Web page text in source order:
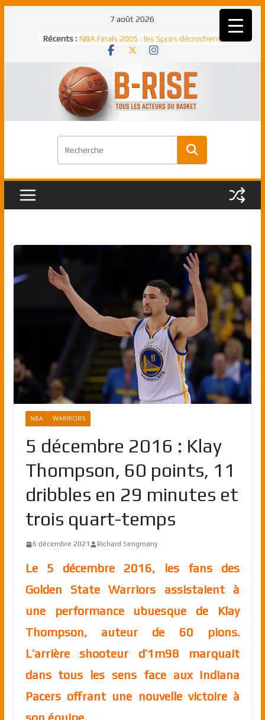
7 août 2026
Récents : Rudy Gobert, deuxième Français élu
meilleur défenseur d’une saison NBA
un troisième titre NBA, la rude bataille
face aux Pistons
NBA Finals 2021 : les Bucks et Giannis
Antetokounmpo triomphent, le Greek
Freek élu MVP
match à plus de 40 points en NBA, le
canadien transcendant face aux Spurs
premier européen sacré Rookie de
NBA WARRIORS
5 décembre 2016 : Klay
Thompson, 60 points, 11
dribbles en 29 minutes et
trois quart-temps
6 décembre 2021 Richard Sengmany
Le 5 décembre 2016, les fans des
Golden State Warriors assistaient à
une performance ubuesque de Klay
Thompson, auteur de 60 pions.
L’arrière shooteur d’1m98 marquait
dans tous les sens face aux Indiana
Pacers offrant une nouvelle victoire à